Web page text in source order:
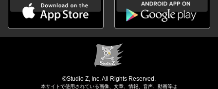
©Studio Z, Inc. All Rights Reserved.
本サイトで使用されている画像、文章、情報、音声、動画等は